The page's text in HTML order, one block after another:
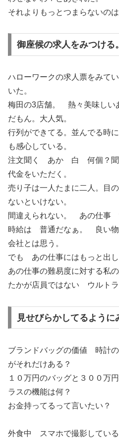
それよりもっとつまらないの
御座候の求人をみつける。
ハローワークの求人票をみて
いた。
梅田の3店舗。 熱々美味しい
だもん。大人気。
行列ができてる。並んでる時
も感心している。
注文聞く あか 白 何個？
代金をいただく。
売り子は一人たまに二人。目
ないといけない。
間違えられない。 あの仕事
時給は 普通だなぁ。 良い物
会社とは思う。
でも あの仕事にはもっと出
あの仕事の難易度に対する私
たかが店員ではない ウルト
見せびらかしてるよう
ブランドバッグの価値 時計
がそれだけある？
１０万円のバッグと３００万
ラスの機能は何？
お金持ってるって言いたい？
外食中 スマホで撮影してい